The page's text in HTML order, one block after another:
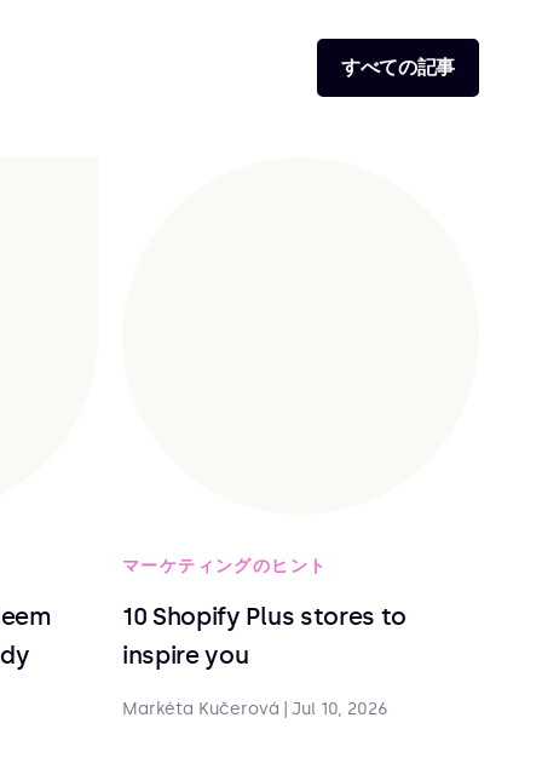
すべての記事
マーケティングのヒント
10 Shopify Plus stores to
inspire you
Markéta Kučerová Jul 10, 2026